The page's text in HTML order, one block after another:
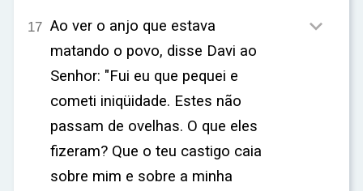
17 Ao ver o anjo que estava
matando o povo, disse Davi ao
Senhor: "Fui eu que pequei e
cometi iniqüidade. Estes não
passam de ovelhas. O que eles
fizeram? Que o teu castigo caia
sobre mim e sobre a minha
